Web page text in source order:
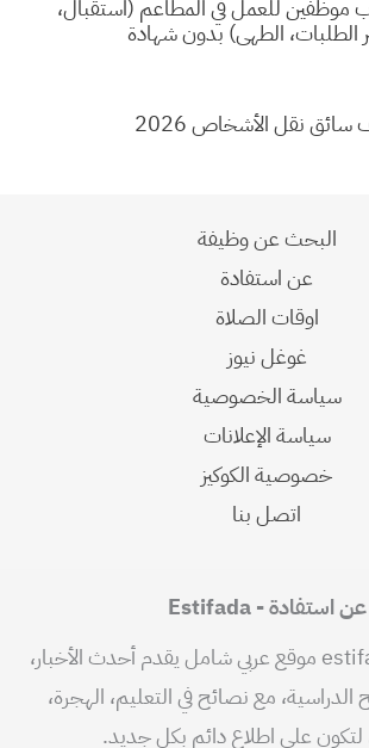
موظفين للعمل في المطاعم (استقبال،
الطلبات، الطهي) بدون شهادة
نقل الأشخاص 2026
البحث عن وظيفة
عن استفادة
اوقات الصلاة
غوغل نيوز
سياسة الخصوصية
سياسة الإعلانات
خصوصية الكوكيز
اتصل بنا
عن استفادة - Estifada
استفادة estifada.net موقع عربي شامل يقدم أحدث الأخبار،
الدراسية، مع نصائح في التعليم، الهجرة،
لتكون على اطلاع دائم بكل جديد.